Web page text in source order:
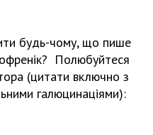
будь-чому, що пише
Полюбуйтеся
(цитати включно з
галюцинаціями):